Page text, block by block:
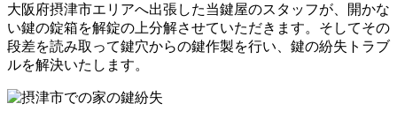
大阪府摂津市エリアへ出張した当鍵屋のスタッフが、開かな
い鍵の錠箱を解錠の上分解させていただきます。そしてその
段差を読み取って鍵穴からの鍵作製を行い、鍵の紛失トラブ
ルを解決いたします。